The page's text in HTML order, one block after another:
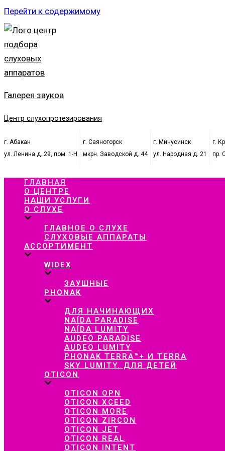
Перейти к содержимому
Галерея звуков
Центр слухопротезирования
г. Абакан
ул. Ленина д. 29, пом. 1-Н
г. Саяногорск
мкрн. Заводской д. 44
г. Минусинск
ул. Народная д. 21
г.
пр.
ГЛАВНАЯ
О ЦЕНТРЕ
НАШИ УСЛУГИ
О СЛУХЕ
ГЛАВНОЕ О СЛУХЕ
СЛУХОВЫЕ АППАРАТЫ
АССОРТИМЕНТ
WIDEX
ЗАУШНЫЕ
PHONAK
ДЛЯ НАЧИНАЮЩИХ
NAÍDA PARADISE
NAÍDA LUMITY
AUDEO PARADISE
AUDEO LUMITY
PHONAK TERRA™+ И TERRA
SKY LUMITY. ДЛЯ ДЕТЕЙ
OTICON
OTICON OPN
OTICON XCEED
OTICON MORE
OTICON ZIRCON
OTICON JET
OTICON REAL
OTICON INTENT